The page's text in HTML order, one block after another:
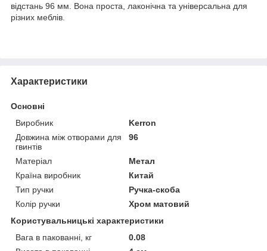
відстань 96 мм. Вона проста, лаконічна та універсальна для
різних меблів.
Характеристики
Основні
Виробник
Kerron
Довжина між отворами для
гвинтів
96
Матеріал
Метал
Країна виробник
Китай
Тип ручки
Ручка-скоба
Колір ручки
Хром матовий
Користувальницькі характеристики
Вага в пакованні, кг
0.08